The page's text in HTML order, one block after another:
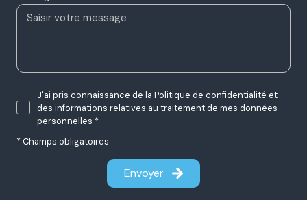
J'ai pris connaissance de la Politique de confidentialité et
des informations relatives au traitement de mes données
personnelles *
* Champs obligatoires
Envoyer